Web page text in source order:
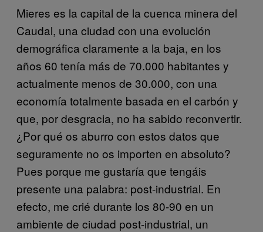
Mieres es la capital de la cuenca minera del
Caudal, una ciudad con una evolución
demográfica claramente a la baja, en los
años 60 tenía más de 70.000 habitantes y
actualmente menos de 30.000, con una
economía totalmente basada en el carbón y
que, por desgracia, no ha sabido reconvertir.
¿Por qué os aburro con estos datos que
seguramente no os importen en absoluto?
Pues porque me gustaría que tengáis
presente una palabra: post-industrial. En
efecto, me crié durante los 80-90 en un
ambiente de ciudad post-industrial, un